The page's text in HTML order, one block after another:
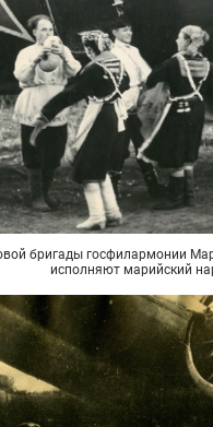
бригады госфилармонии
исполняют марийский